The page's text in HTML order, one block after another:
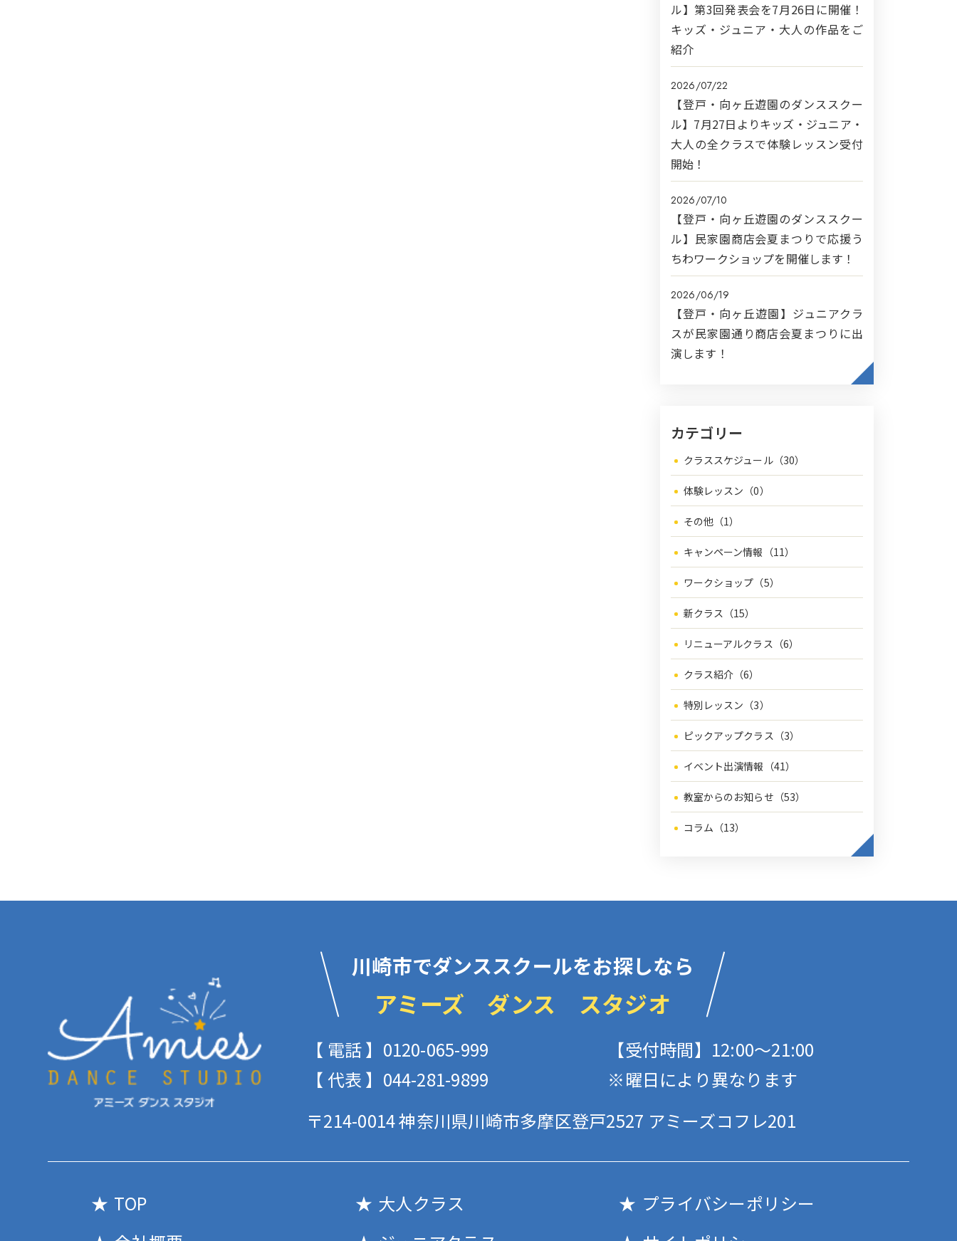
ル】第3回発表会を7月26日に開催！
キッズ・ジュニア・大人の作品をご
紹介
2026/07/22
【登戸・向ヶ丘遊園のダンススクー
ル】7月27日よりキッズ・ジュニア・
大人の全クラスで体験レッスン受付
開始！
2026/07/10
【登戸・向ヶ丘遊園のダンススクー
ル】民家園商店会夏まつりで応援う
ちわワークショップを開催します！
2026/06/19
【登戸・向ヶ丘遊園】ジュニアクラ
スが民家園通り商店会夏まつりに出
演します！
カテゴリー
クラススケジュール（30）
体験レッスン（0）
その他（1）
キャンペーン情報（11）
ワークショップ（5）
新クラス（15）
リニューアルクラス（6）
クラス紹介（6）
特別レッスン（3）
ピックアップクラス（3）
イベント出演情報（41）
教室からのお知らせ（53）
コラム（13）
川崎市でダンススクールをお探しなら
アミーズ ダンス スタジオ
【 電話 】0120-065-999
【 代表 】044-281-9899
【受付時間】12:00〜21:00
※曜日により異なります
〒214-0014神奈川県川崎市多摩区登戸2527 アミーズコフレ201
TOP
大人クラス
プライバシーポリシー